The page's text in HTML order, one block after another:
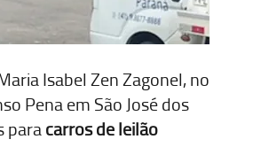
Isabel Zen Zagonel, no
Pena em São José dos
paracarros de leilão